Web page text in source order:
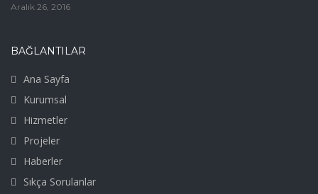
Aralık 26, 2016
BAĞLANTILAR
Ana Sayfa
Kurumsal
Hizmetler
Projeler
Haberler
Sıkça Sorulanlar